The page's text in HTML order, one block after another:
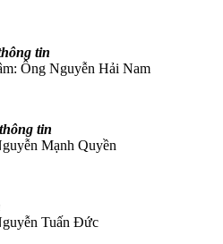
tin
Ông Nguyễn Hải Nam
tin
Mạnh Quyền
Tuấn Đức